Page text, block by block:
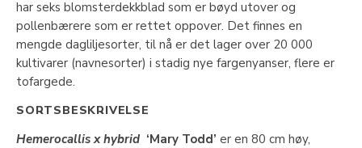
har seks blomsterdekkblad som er bøyd utover og
pollenbærere som er rettet oppover. Det finnes en
mengde dagliljesorter, til nå er det lager over 20 000
kultivarer (navnesorter) i stadig nye fargenyanser, flere er
tofargede.
SORTSBESKRIVELSE
Hemerocallis x hybrid ‘Mary Todd’ er en 80 cm høy,